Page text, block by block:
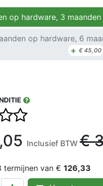
op hardware, 3
op hardware, 6
+ € 45,00
Inclusief BTW €
termijnen van € 126,33